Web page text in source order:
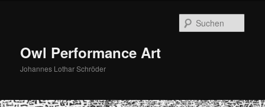
Owl Performance Art
Johannes Lothar Schröder